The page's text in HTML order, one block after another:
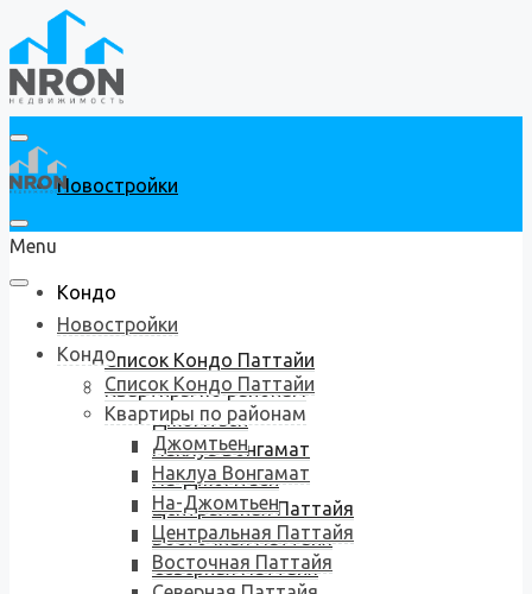
Новостройки
Кондо
Список Кондо Паттайи
Квартиры по районам
Джомтьен
Наклуа Вонгамат
На-Джомтьен
Центральная Паттайя
Восточная Паттайя
Северная Паттайя
Menu
Новостройки
Кондо
Список Кондо Паттайи
Квартиры по районам
Джомтьен
Наклуа Вонгамат
На-Джомтьен
Центральная Паттайя
Восточная Паттайя